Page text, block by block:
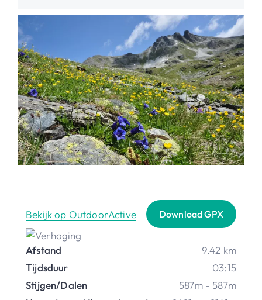
Bekijk op OutdoorActive Download GPX
Afstand
9.42 km
Tijdsduur
03:15
Stijgen/Dalen
587m - 587m